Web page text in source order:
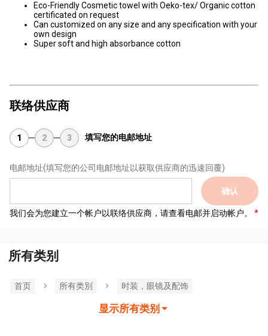
Eco-Friendly Cosmetic towel with Oeko-tex/ Organic cotton
certificated on request
Can customized on any size and any specification with your
own design
Super soft and high absorbance cotton
联络供应商
1 2 3 填写您的电邮地址
电邮地址(填写您的公司电邮地址以获取供应商的迅速回覆)
确认
我们会为您建立一个帐户以联络供应商，请查看电邮并启动帐户。
所有类别
首页 所有类別 时装，眼镜及配饰
显示所有类别